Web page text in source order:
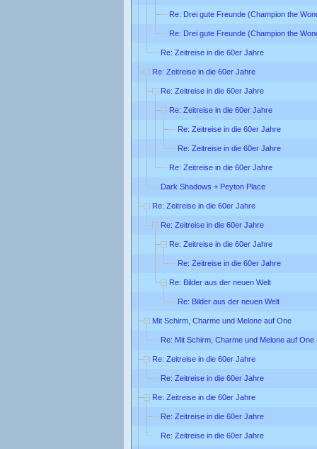
Re: Drei gute Freunde (Champion the
Re: Drei gute Freunde (Champion the
Re: Zeitreise in die 60er Jahre
Re: Zeitreise in die 60er Jahre
Re: Zeitreise in die 60er Jahre
Re: Zeitreise in die 60er Jahre
Re: Zeitreise in die 60er Jahre
Re: Zeitreise in die 60er Jahre
Re: Zeitreise in die 60er Jahre
Dark Shadows + Peyton Place
Re: Zeitreise in die 60er Jahre
Re: Zeitreise in die 60er Jahre
Re: Zeitreise in die 60er Jahre
Re: Zeitreise in die 60er Jahre
Re: Bilder aus der neuen Welt
Re: Bilder aus der neuen Welt
Mit Schirm, Charme und Melone auf One
Re: Mit Schirm, Charme und Melone auf One
Re: Zeitreise in die 60er Jahre
Re: Zeitreise in die 60er Jahre
Re: Zeitreise in die 60er Jahre
Re: Zeitreise in die 60er Jahre
Re: Zeitreise in die 60er Jahre